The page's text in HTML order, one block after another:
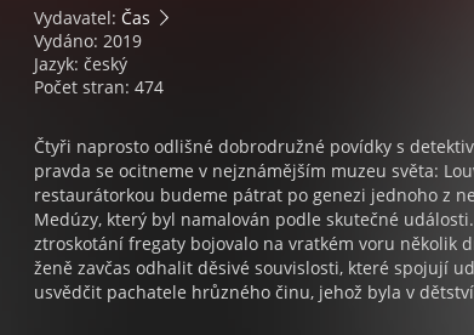
Vydavatel: Čas
Vydáno: 2019
Jazyk: český
Počet stran: 474
Čtyři naprosto odlišné dobrodružné povídky s
pravda se ocitneme v nejznámějším muzeu světa:
restaurátorkou budeme pátrat po genezi jednoho z
Medúzy, který byl namalován podle skutečné
ztroskotání fregaty bojovalo na vratkém voru několik
ženě zavčas odhalit děsivé souvislosti, které spojují
usvědčit pachatele hrůzného činu, jehož byla v
nabídne úvahu o tom, jak lehce se dá labilní člověk